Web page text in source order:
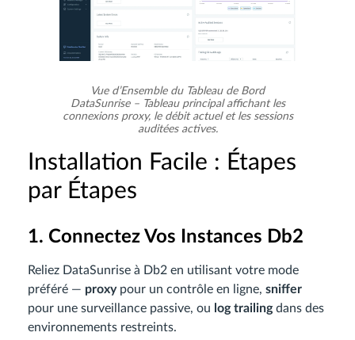
Vue d’Ensemble du Tableau de Bord
DataSunrise – Tableau principal affichant les
connexions proxy, le débit actuel et les sessions
auditées actives.
Installation Facile : Étapes
par Étapes
1. Connectez Vos Instances Db2
Reliez DataSunrise à Db2 en utilisant votre mode
préféré — proxypour un contrôle en ligne, sniffer
pour une surveillance passive, ou log trailingdans des
environnements restreints.